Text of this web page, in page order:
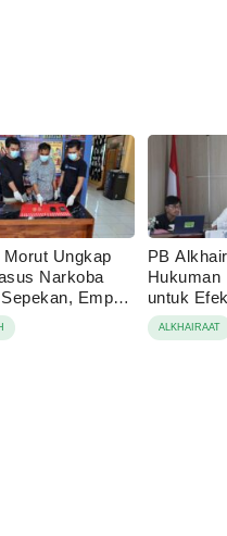
Morut Ungkap
Narkoba
Empat
Ditangkap
PB
Hukuman
untuk
ALKHAIRAAT